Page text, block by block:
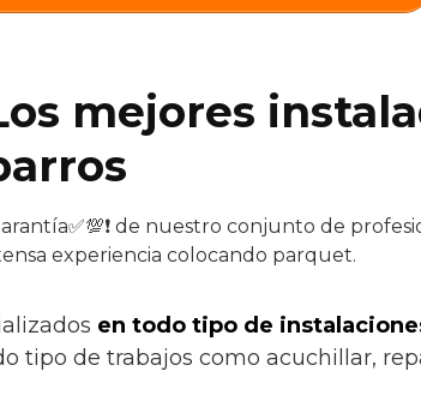
mejores
de nuestro conjunto de
experiencia colocando parquet.
en todo tipo de
tipo de trabajos como acuchillar,